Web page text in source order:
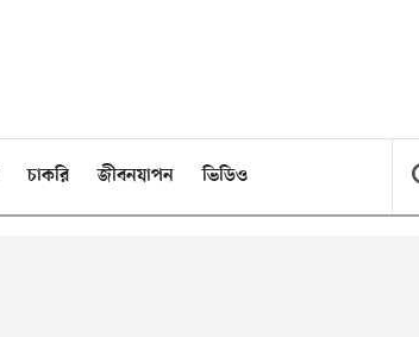
চাকরি জীবনযাপন ভিডিও